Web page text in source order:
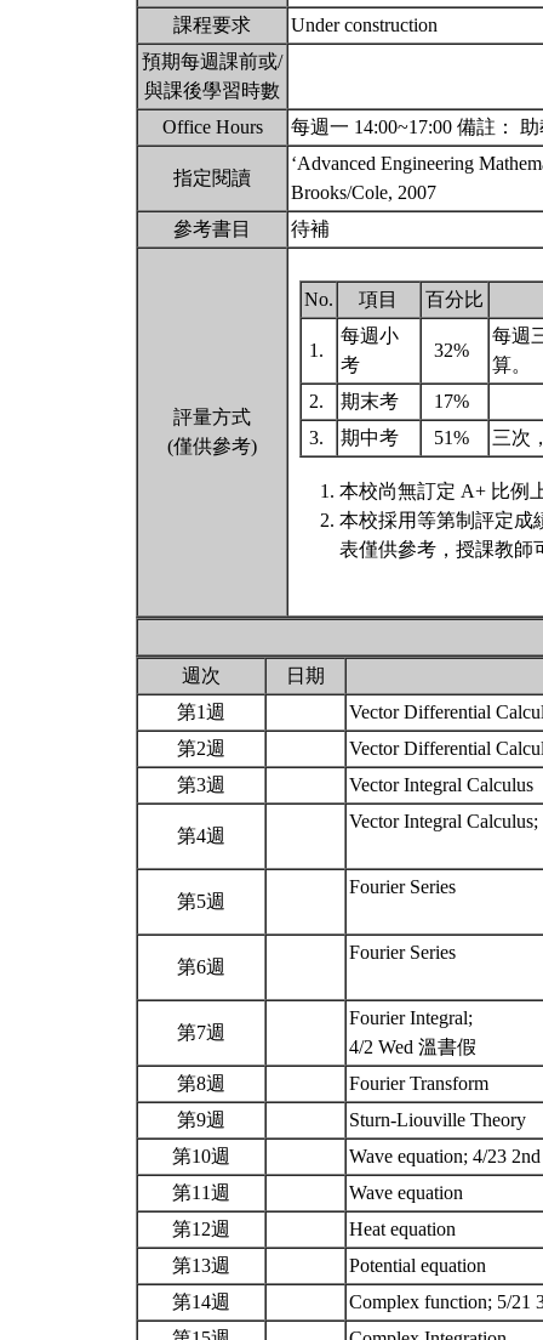
課程要求
Under construction
預期每週課前或/
與課後學習時數
Office Hours
每週一 14:00~17:00 備註：
指定閱讀
‘Advanced Engineering
Brooks/Cole, 2007
參考書目
待補
評量方式
(僅供參考)
No. 項目 百分比
1.
每週小
考
32%
每週
算。
2.
期末考
17%
3.
期中考 51% 三次
本校尚無訂定 A+ 比例
本校採用等第制評定成
表僅供參考，授課教師
週次
日期
第1週
Vector Differential
第2週
Vector Differential
第3週
Vector Integral Calculus
第4週
Vector Integral
第5週
Fourier Series
第6週
Fourier Series
第7週
Fourier Integral;
4/2 Wed 溫書假
第8週
Fourier Transform
第9週
Sturn-Liouville Theory
第10週
Wave equation; 4/23
第11週
Wave equation
第12週
Heat equation
第13週
Potential equation
第14週
Complex function; 5/21